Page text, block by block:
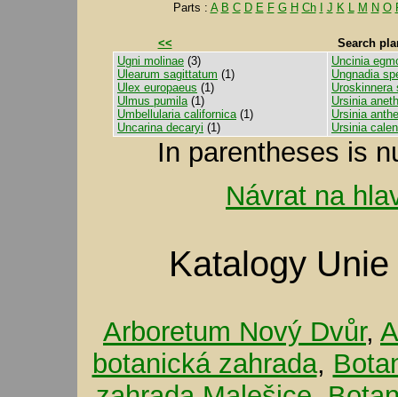
Parts : A B C D E F G H Ch J K L M N O
<<
Search
Ugni molinae (3)
Ulearum sagittatum (1)
Ulex europaeus (1)
Ulmus pumila(1)
Umbellularia californica(1)
Uncarina decaryi (1)
Uncinia
Ungnadia
Uroskinnera
Ursinia
Ursinia
Ursinia
In parentheses is
Návrat na
Katalogy
Arboretum Nový Dvůr,
botanická zahrada,